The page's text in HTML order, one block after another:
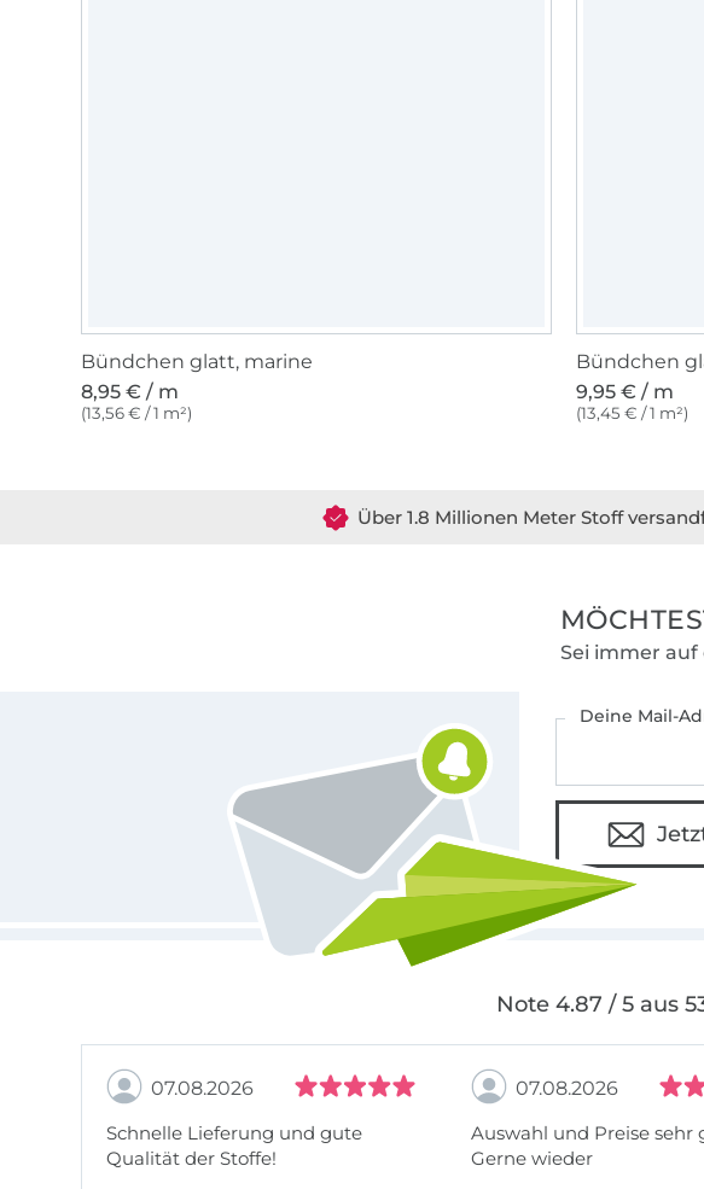
Bündchen glatt, marine
8,95 € / m
(13,56 € / 1 m²)
Bündchen
9,95 € / m
(13,45 € / 1 m²)
Über 1.8 Millionen Meter Stoff
Sei immer
Deine Mail-
Note 4.87 / 5 aus
07.08.2026
Schnelle Lieferung und gute
Qualität der Stoffe!
07.08.2026
Auswahl und Preise sehr
Gerne wieder